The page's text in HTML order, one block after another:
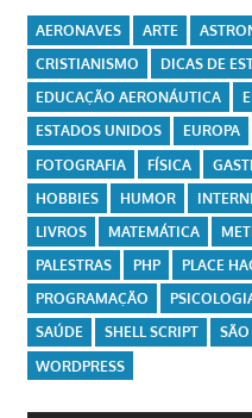
AERONAVES ARTE
CRISTIANISMO
DICAS DE
EDUCAÇÃO AERONÁUTICA
ESTADOS UNIDOS
EUROPA
FOTOGRAFIA
FÍSICA
HOBBIES
HUMOR
LIVROS
MATEMÁTICA
PALESTRAS
PHP PLACE
PROGRAMAÇÃO
SAÚDE
SHELL SCRIPT SÃO
WORDPRESS